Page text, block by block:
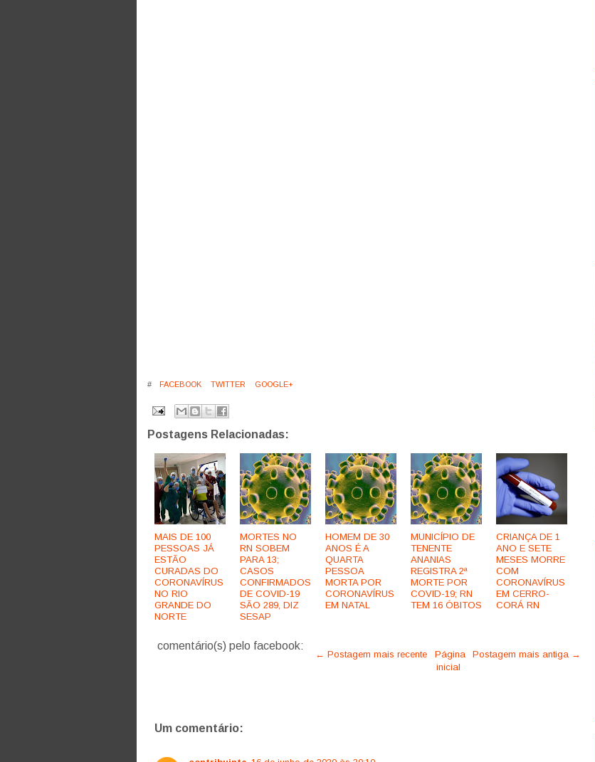
# FACEBOOK TWITTER GOOGLE+
Postagens Relacionadas:
MAIS DE 100
PESSOAS JÁ
ESTÃO
CURADAS DO
CORONAVÍRUS
NO RIO
GRANDE DO
NORTE
MORTES NO
RN SOBEM
PARA 13;
CASOS
CONFIRMADOS
DE COVID-19
SÃO 289, DIZ
SESAP
HOMEM DE 30
ANOS É A
QUARTA
PESSOA
MORTA POR
CORONAVÍRUS
EM NATAL
MUNICÍPIO DE
TENENTE
ANANIAS
REGISTRA 2ª
MORTE POR
COVID-19; RN
TEM 16 ÓBITOS
CRIANÇA DE 1
ANO E SETE
MESES MORRE
COM
CORONAVÍRUS
EM CERRO-
CORÁ RN
comentário(s) pelo facebook:
← Postagem mais recente Postagem mais antiga →
Página
inicial
Um comentário: